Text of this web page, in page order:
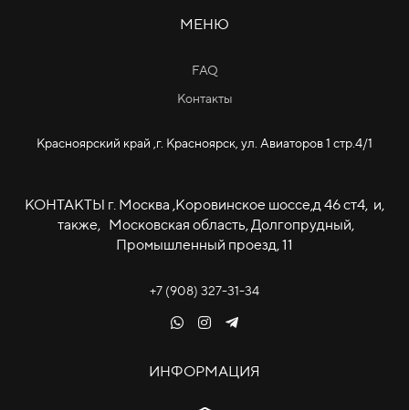
МЕНЮ
FAQ
Контакты
Красноярский край ,г. Красноярск, ул. Авиаторов 1 стр.4/1
КОНТАКТЫ г. Москва ,Коровинское шоссе,д 46 ст4, и,
также, Московская область, Долгопрудный,
Промышленный проезд, 11
+7 (908) 327-31-34
ИНФОРМАЦИЯ